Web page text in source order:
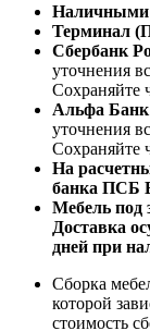
Наличными
Терминал
Сбербанк
уточнения
Сохраняйте
Альфа Банк
уточнения
Сохраняйте
На
банка ПСБ
Мебель под
Доставка
дней при
Сборка
которой
стоимость